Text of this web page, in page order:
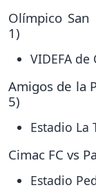
Olímpico San
1)
VIDEFA
Amigos de la
5)
Estadio La
Cimac FC vs
Estadio